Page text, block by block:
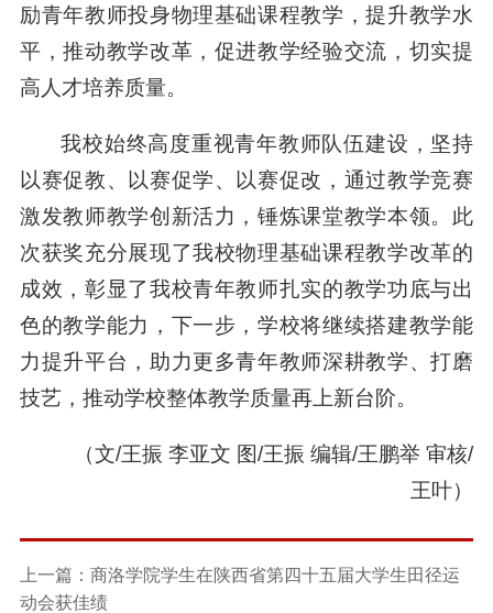
励青年教师投身物理基础课程教学，提升教学水
平，推动教学改革，促进教学经验交流，切实提
高人才培养质量。
我校始终高度重视青年教师队伍建设，坚持
以赛促教、以赛促学、以赛促改，通过教学竞赛
激发教师教学创新活力，锤炼课堂教学本领。此
次获奖充分展现了我校物理基础课程教学改革的
成效，彰显了我校青年教师扎实的教学功底与出
色的教学能力，下一步，学校将继续搭建教学能
力提升平台，助力更多青年教师深耕教学、打磨
技艺，推动学校整体教学质量再上新台阶。
（文/王振 李亚文 图/王振 编辑/王鹏举 审核/
王叶）
上一篇：商洛学院学生在陕西省第四十五届大学生田径运
动会获佳绩